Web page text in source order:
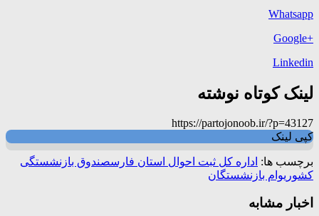
Whatsapp
+Google
Linkedin
لینک کوتاه نوشته
https://partojonoob.ir/?p=43127
کپی لینک
برچسب ها: اداره کل ثبت احوال استان فارسصندوق بازنشستگی
کشوریوام بازنشستگان
اخبار مشابه